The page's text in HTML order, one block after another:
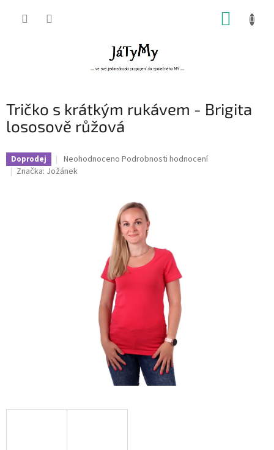
Tričko s krátkým rukávem - Brigita
lososově růžová
Doprodej
Průměrné
hodnocení
Neohodnoceno Podrobnosti hodnocení
Značka: Jožánek